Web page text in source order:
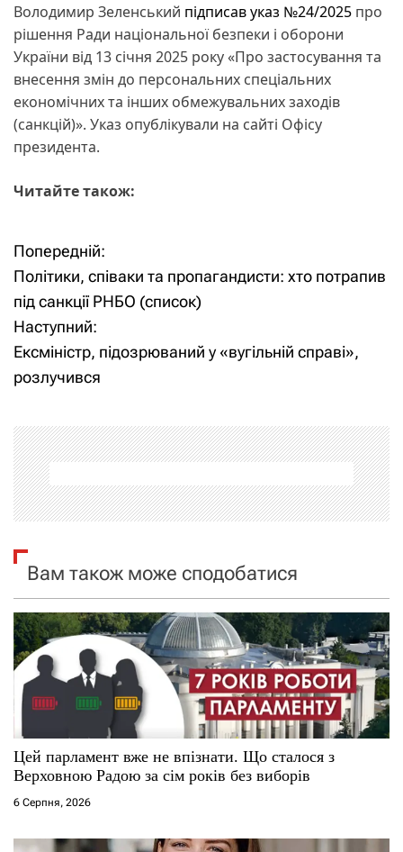
Володимир Зеленський підписав указ №24/2025 про
рішення Ради національної безпеки і оборони
України від 13 січня 2025 року «Про застосування та
внесення змін до персональних спеціальних
економічних та інших обмежувальних заходів
(санкцій)». Указ опублікували на сайті Офісу
президента.
Читайте також:
Н
а
в
і
а
ц
і
я
з
а
п
и
с
і
в
Попередній:
Політики, співаки та пропагандисти: хто потрапив
під санкції РНБО (список)
Наступний:
Ексміністр, підозрюваний у «вугільній справі»,
розлучився
Вам також може сподобатися
Цей парламент вже не впізнати. Що сталося з
Верховною Радою за сім років без виборів
6 Серпня, 2026